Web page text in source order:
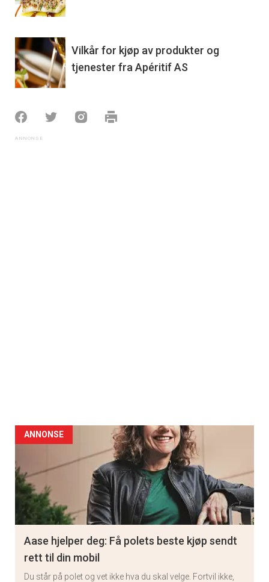
Vilkår for kjøp av produkter og
tjenester fra Apéritif AS
ANNONSE
Aase hjelper deg: Få polets beste kjøp sendt
rett til din mobil
Du står på polet og vet ikke hva du skal velge. Fortvil ikke,